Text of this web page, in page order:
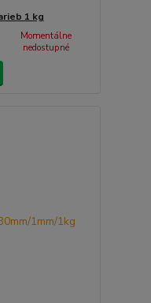
1 kg
Momentálne
nedostupné